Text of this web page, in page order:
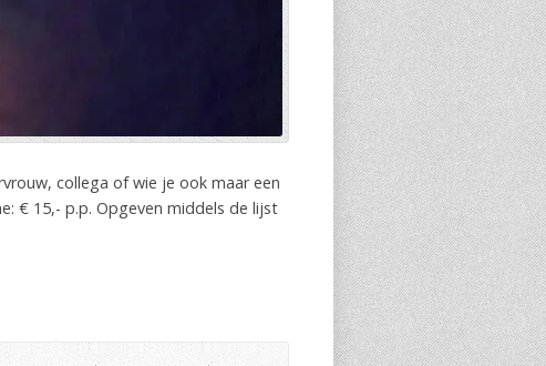
collega of wie je ook maar een
€ 15,- p.p. Opgeven middels de lijst